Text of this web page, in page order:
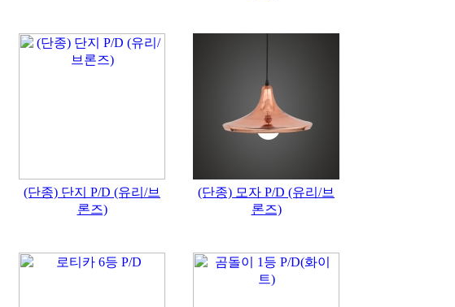
(단종) 단지 P/D (유리/브
론즈)
(단종) 모자 P/D (유리/브
론즈)